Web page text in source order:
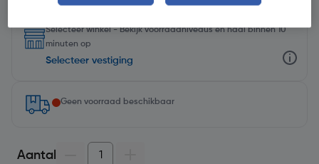
Selecteer winkel - Bekijk voorraadniveaus en haal binnen 10
minuten op
Selecteer vestiging
Geen voorraad beschikbaar
Aantal